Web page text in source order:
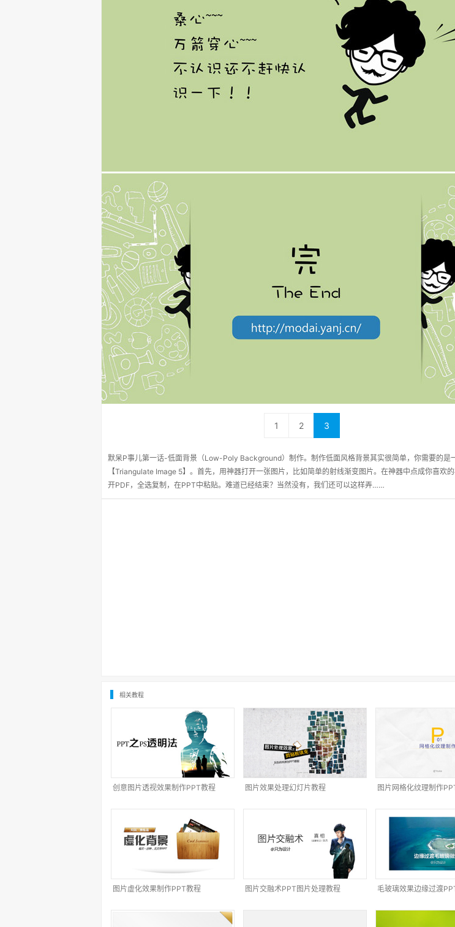
1 2 3
默呆P事儿第一话-低面背景（Low-Poly Background）制作。制作低面风格背景其实很简单，你需要的是
【Triangulate Image 5】。首先，用神器打开一张图片，比如简单的射线渐变图片。在神器中点成你喜欢
开PDF，全选复制，在PPT中粘贴。难道已经结束？当然没有，我们还可以这样弄……
相关教程
创意图片透视效果制作PPT教程 图片效果处理幻灯片教程 图片网格化纹理制作
图片虚化效果制作PPT教程 图片交融术PPT图片处理教程 毛玻璃效果边缘过渡